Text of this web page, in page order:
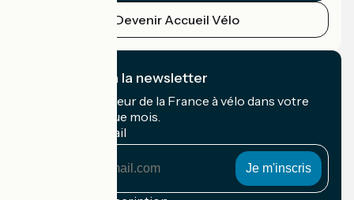
Devenir Accueil Vélo
Je m'abonne à la newsletter
Recevez le meilleur de la France à vélo dans votre
boîte mail chaque mois.
Mon adresse mail